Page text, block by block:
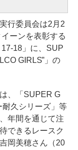
行委員会は2月2
ーンを表彰する
17-18」に、SUP
GIRLS”」の
、「SUPER G
久シリーズ」等
年間を通じて注
できるレースク
岡美穂さん（20